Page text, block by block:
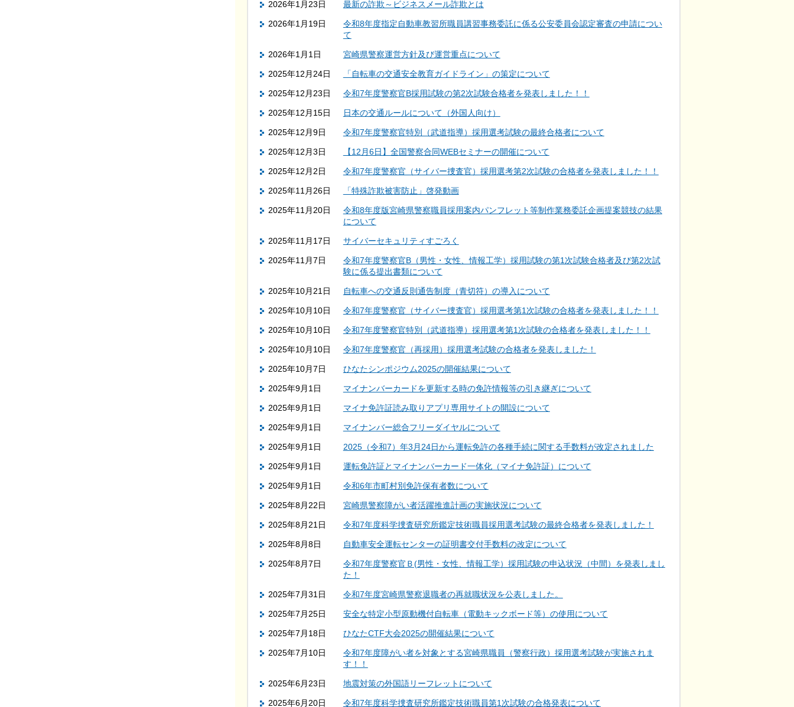
2026年1月23日 最新の詐欺～ビジネスメール詐欺とは
2026年1月19日
令和8年度指定自動車教習所職員講習事務委託に係る公安委員会認定審査の申請につい
て
2026年1月1日 宮崎県警察運営方針及び運営重点について
2025年12月24日 「自転車の交通安全教育ガイドライン」の策定について
2025年12月23日 令和7年度警察官B採用試験の第2次試験合格者を発表しました！！
2025年12月15日 日本の交通ルールについて（外国人向け）
2025年12月9日 令和7年度警察官特別（武道指導）採用選考試験の最終合格者について
2025年12月3日 【12月6日】全国警察合同WEBセミナーの開催について
2025年12月2日 令和7年度警察官（サイバー捜査官）採用選考第2次試験の合格者を発表しました！！
2025年11月26日 「特殊詐欺被害防止」啓発動画
2025年11月20日
令和8年度版宮崎県警察職員採用案内パンフレット等制作業務委託企画提案競技の結果
について
2025年11月17日 サイバーセキュリティすごろく
2025年11月7日
令和7年度警察官B（男性・女性、情報工学）採用試験の第1次試験合格者及び第2次試
験に係る提出書類について
2025年10月21日 自転車への交通反則通告制度（青切符）の導入について
2025年10月10日 令和7年度警察官（サイバー捜査官）採用選考第1次試験の合格者を発表しました！！
2025年10月10日 令和7年度警察官特別（武道指導）採用選考第1次試験の合格者を発表しました！！
2025年10月10日 令和7年度警察官（再採用）採用選考試験の合格者を発表しました！
2025年10月7日 ひなたシンポジウム2025の開催結果について
2025年9月1日 マイナンバーカードを更新する時の免許情報等の引き継ぎについて
2025年9月1日 マイナ免許証読み取りアプリ専用サイトの開設について
2025年9月1日 マイナンバー総合フリーダイヤルについて
2025年9月1日 2025（令和7）年3月24日から運転免許の各種手続に関する手数料が改定されました
2025年9月1日 運転免許証とマイナンバーカード一体化（マイナ免許証）について
2025年9月1日 令和6年市町村別免許保有者数について
2025年8月22日 宮崎県警察障がい者活躍推進計画の実施状況について
2025年8月21日 令和7年度科学捜査研究所鑑定技術職員採用選考試験の最終合格者を発表しました！
2025年8月8日 自動車安全運転センターの証明書交付手数料の改定について
2025年8月7日
令和7年度警察官Ｂ(男性・女性、情報工学）採用試験の申込状況（中間）を発表しまし
た！
2025年7月31日 令和7年度宮崎県警察退職者の再就職状況を公表しました。
2025年7月25日 安全な特定小型原動機付自転車（電動キックボード等）の使用について
2025年7月18日 ひなたCTF大会2025の開催結果について
2025年7月10日
令和7年度障がい者を対象とする宮崎県職員（警察行政）採用選考試験が実施されま
す！！
2025年6月23日 地震対策の外国語リーフレットについて
2025年6月20日 令和7年度科学捜査研究所鑑定技術職員第1次試験の合格発表について